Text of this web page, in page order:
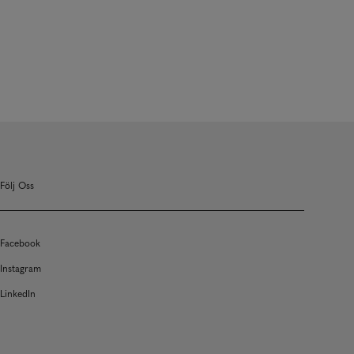
Följ Oss
Facebook
Instagram
LinkedIn